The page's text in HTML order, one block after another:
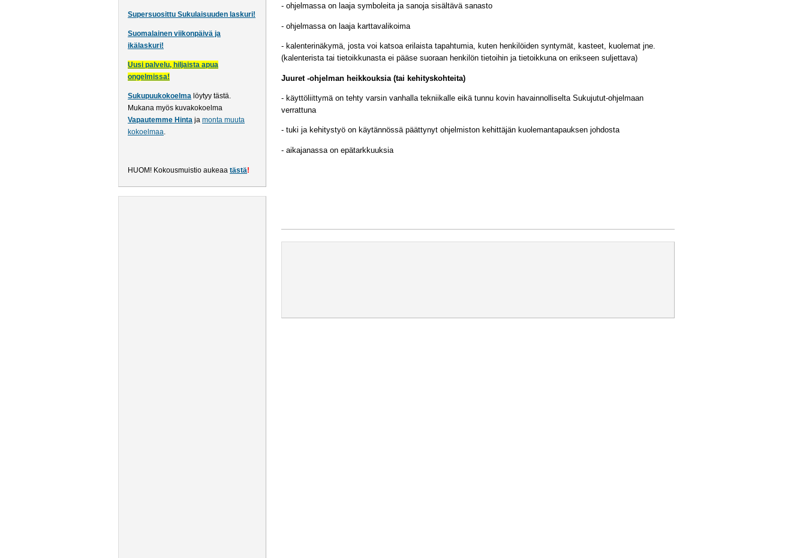
Supersuosittu Sukulaisuuden laskuri!
Suomalainen viikonpäivä ja
ikälaskuri!
Uusi palvelu, hiljaista apua
ongelmissa!
Sukupuukokoelma löytyy tästä.
Mukana myös kuvakokoelma
Vapautemme Hinta ja monta muuta
kokoelmaa.
HUOM! Kokousmuistio aukeaa tästä!
- ohjelmassa on laaja symboleita ja sanoja sisältävä sanasto
- ohjelmassa on laaja karttavalikoima
- kalenterinäkymä, josta voi katsoa erilaista tapahtumia, kuten henkilöiden syntymät, kasteet, kuolemat jne.
(kalenterista tai tietoikkunasta ei pääse suoraan henkilön tietoihin ja tietoikkuna on erikseen suljettava)
Juuret -ohjelman heikkouksia (tai kehityskohteita)
- käyttöliittymä on tehty varsin vanhalla tekniikalle eikä tunnu kovin havainnolliselta Sukujutut-ohjelmaan
verrattuna
- tuki ja kehitystyö on käytännössä päättynyt ohjelmiston kehittäjän kuolemantapauksen johdosta
- aikajanassa on epätarkkuuksia